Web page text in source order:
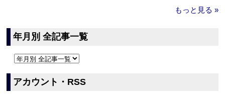
もっと見る »
年月別 全記事一覧
アカウント・RSS